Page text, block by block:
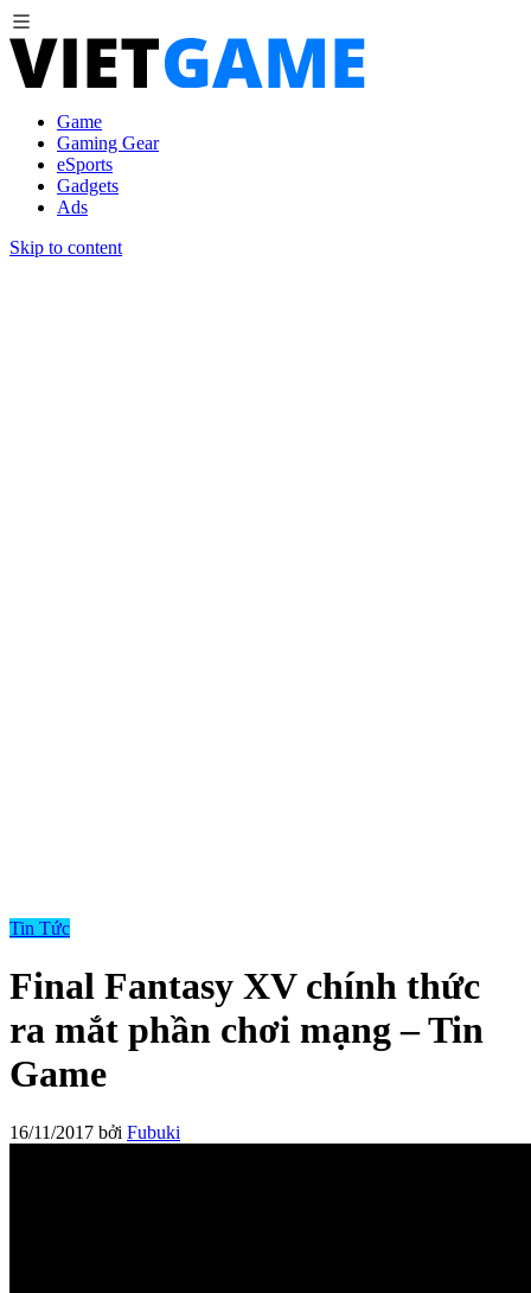
Game
Gaming Gear
eSports
Gadgets
Ads
Skip to content
Tin Tức
Final Fantasy XV chính thức
ra mắt phần chơi mạng – Tin
Game
16/11/2017 bởi Fubuki